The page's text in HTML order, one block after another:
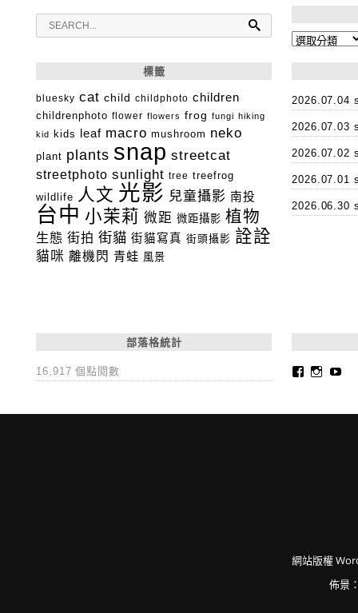
分
標籤
bluesky cat child childphoto children
childrenphoto flower flowers frog fungi hiking
kid
kids leaf macro mushroom neko
plant plants snap streetcat
streetphoto sunlight tree treefrog
wildlife 人文 光影 兒童攝影 南投
台中 小茉莉 微距 微距攝影 植物
生態 街拍 街貓 街貓寫真 街頭攝影 詮詮
貓咪 離機閃 青蛙 風景
2026.07.04
2026.07.03
2026.07.02
2026.07.01
2026.06.30
部落格統計
16,917 個點閱數
網站版權
佈景